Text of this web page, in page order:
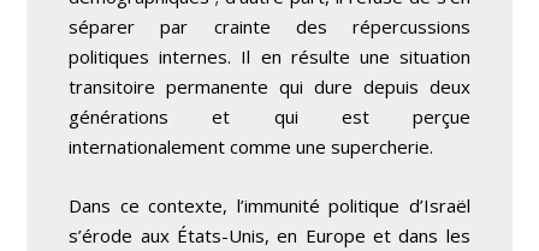
séparer par crainte des répercussions
politiques internes. Il en résulte une situation
transitoire permanente qui dure depuis deux
générations et qui est perçue
internationalement comme une supercherie.
Dans ce contexte, l’immunité politique d’Israël
s’érode aux États-Unis, en Europe et dans les